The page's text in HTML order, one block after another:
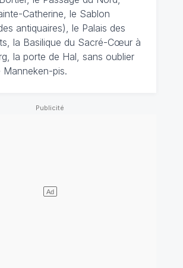
Catherine, le Sablon
antiquaires), le Palais des
la Basilique du Sacré-Cœur à
la porte de Hal, sans oublier
Manneken-pis.